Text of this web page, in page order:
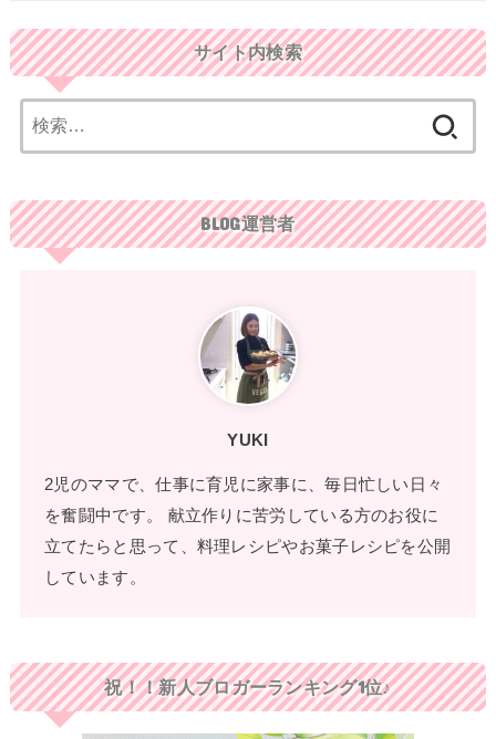
サイト内検索
索:
BLOG運営者
YUKI
2児のママで、仕事に育児に家事に、毎日忙しい日々
を奮闘中です。 献立作りに苦労している方のお役に
立てたらと思って、料理レシピやお菓子レシピを公開
しています。
祝！！新人ブロガーランキング1位♪